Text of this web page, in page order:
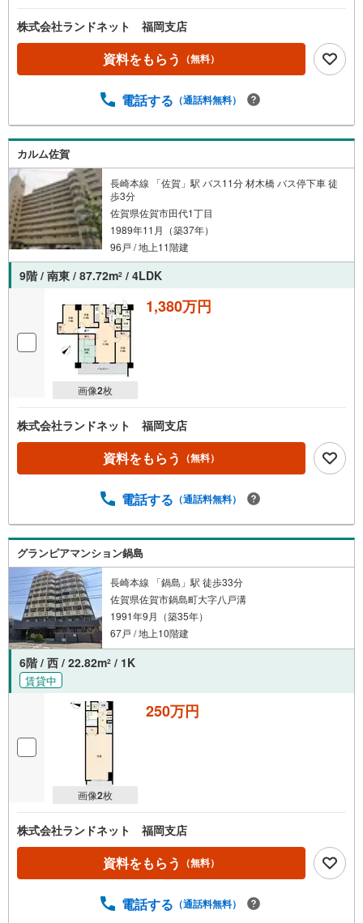
イ
ペ
存
す
る
株式会社ランドネット 福岡支店
資料をもらう （無料）
電話する （通話料無料）
カルム佐賀
長崎本線 「佐賀」駅 バス11分 材木橋 バス停下車 徒
歩3分
佐賀県佐賀市田代1丁目
1989年11月（築37年）
96戸 / 地上11階建
9階 / 南東 / 87.72m2 / 4LDK
画像2枚
1,380万円
株式会社ランドネット 福岡支店
資料をもらう （無料）
電話する （通話料無料）
グランピアマンション鍋島
長崎本線 「鍋島」駅 徒歩33分
佐賀県佐賀市鍋島町大字八戸溝
1991年9月（築35年）
67戸 / 地上10階建
6階 / 西 / 22.82m2 / 1K
賃貸中
画像2枚
250万円
株式会社ランドネット 福岡支店
資料をもらう （無料）
電話する （通話料無料）